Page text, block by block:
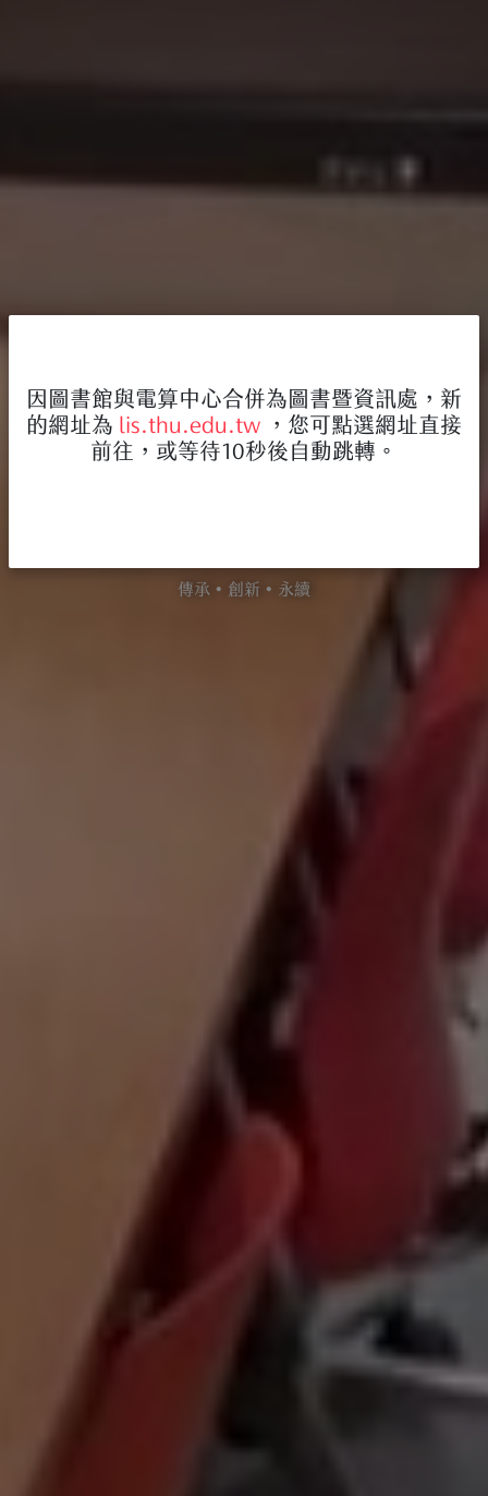
傳承 • 創新 • 永續
因圖書館與電算中心合併為圖書暨資訊處，新
的網址為 lis.thu.edu.tw ，您可點選網址直接
前往，或等待10秒後自動跳轉。